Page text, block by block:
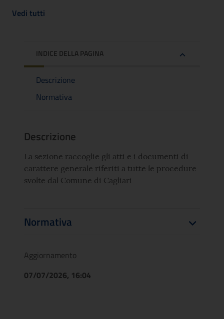
Vedi tutti
INDICE DELLA PAGINA
Descrizione
Normativa
Descrizione
La sezione raccoglie gli atti e i documenti di
carattere generale riferiti a tutte le procedure
svolte dal Comune di Cagliari
Normativa
Aggiornamento
07/07/2026, 16:04